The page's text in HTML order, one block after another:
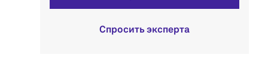
Спросить эксперта